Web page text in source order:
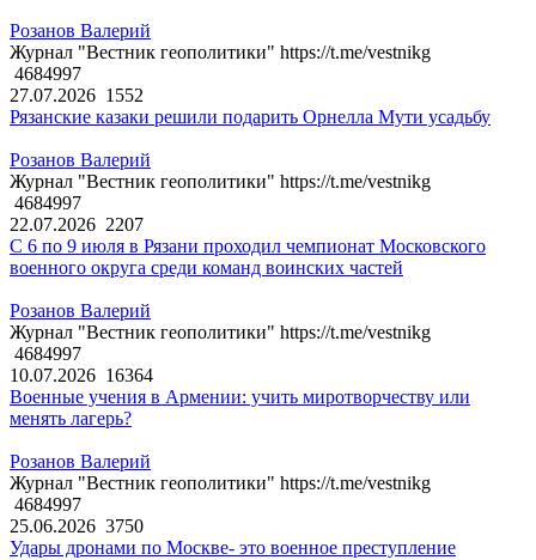
Розанов Валерий
Журнал "Вестник геополитики" https://t.me/vestnikg
4684997
27.07.2026 1552
Рязанские казаки решили подарить Орнелла Мути усадьбу
Розанов Валерий
Журнал "Вестник геополитики" https://t.me/vestnikg
4684997
22.07.2026 2207
С 6 по 9 июля в Рязани проходил чемпионат Московского
военного округа среди команд воинских частей
Розанов Валерий
Журнал "Вестник геополитики" https://t.me/vestnikg
4684997
10.07.2026 16364
Военные учения в Армении: учить миротворчеству или
менять лагерь?
Розанов Валерий
Журнал "Вестник геополитики" https://t.me/vestnikg
4684997
25.06.2026 3750
Удары дронами по Москве- это военное преступление